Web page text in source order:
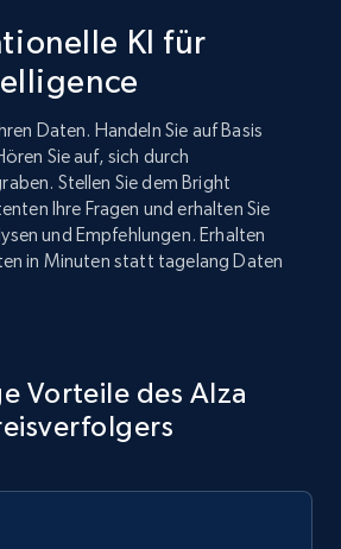
KI für
Daten. Handeln Sie auf Basis
Sie auf, sich durch
Stellen Sie dem Bright
Ihre Fragen und erhalten Sie
und Empfehlungen. Erhalten
in Minuten statt tagelang Daten
Vorteile des Alza